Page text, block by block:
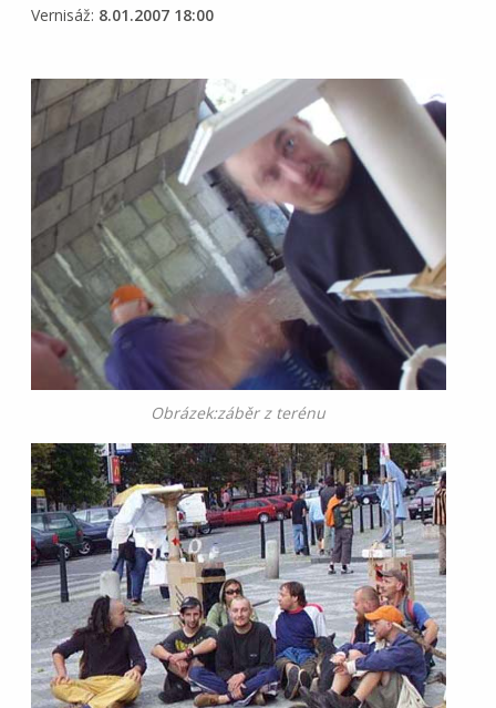
Vernisáž: 8.01.2007 18:00
Obrázek:záběr z terénu